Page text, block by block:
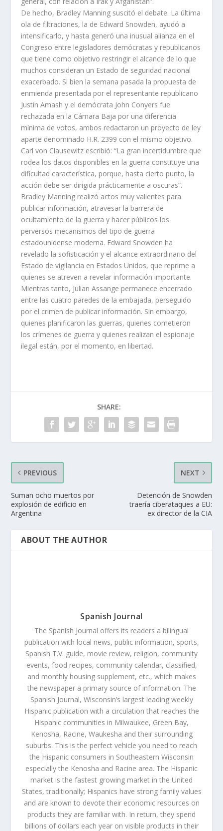
De hecho, Bradley Manning suscitó el debate. La última
ola de filtraciones, la de Edward Snowden, ayudó a
intensificarlo, y hasta generó una inusual alianza en el
Congreso entre legisladores demócratas y republicanos
que tiene como objetivo restringir el alcance de lo que
muchos consideran un Estado de seguridad nacional
exacerbado. Si bien la semana pasada la propuesta de
enmienda presentada por el representante republicano
Justin Amash y el demócrata John Conyers fue
rechazada en la Cámara Baja por una diferencia
mínima de votos, ambos redactaron un proyecto de ley
aparte denominado H.R. 2399 con el mismo objetivo.
Carl von Clausewitz escribió: “La gran incertidumbre que
rodea los datos disponibles en la guerra constituye una
dificultad característica, porque, hasta cierto punto, la
acción debe ser dirigida prácticamente a oscuras”.
Bradley Manning realizó actos muy valientes para
publicar información, atravesar la barrera de
ocultamiento de la guerra y hacer públicos los
perversos mecanismos del tipo de guerra
estadounidense moderna. Edward Snowden ha
revelado la sofisticación y el alcance extraordinario del
Estado de vigilancia en Estados Unidos, que reprime a
quienes se atreven a revelar información importante.
Mientras tanto, Julian Assange permanece encerrado
entre las cuatro paredes de la embajada, perseguido
por el crimen de publicar información. Sin embargo,
quienes planificaron las guerras, quienes cometieron
los crímenes de guerra y quienes realizan el espionaje
ilegal están, por el momento, en libertad.
SHARE:
PREVIOUS
Suman ocho muertos por
explosión de edificio en
Argentina
NEXT
Detención de Snowden
traería ciberataques a EU:
ex director de la CIA
ABOUT THE AUTHOR
Spanish Journal
The Spanish Journal offers its readers a bilingual
publication with local news, public information, sports,
Spanish T.V. guide, movie review, religion, community
events, food recipes, community calendar, classified,
and monthly housing supplement, etc., which makes
the newspaper a primary source of information. The
Spanish Journal, Wisconsin’s largest leading weekly
Hispanic publication with a circulation that reaches the
Hispanic communities in Milwaukee, Green Bay,
Kenosha, Racine, Waukesha and their surrounding
suburbs. This is the perfect vehicle you need to reach
the Hispanic consumers in Southeastern Wisconsin
especially the Kenosha and Racine area. The Hispanic
market is the fastest growing market in the United
States, traditionally; Hispanics have strong family values
and are known to devote their economic resources on
products they are familiar with. In return, they spend
billions of dollars each year on visible products in their